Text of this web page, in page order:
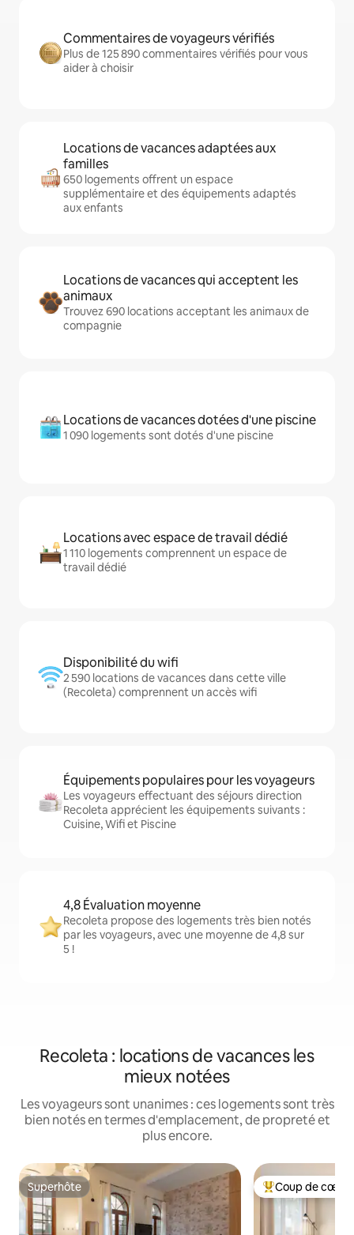
Commentaires de voyageurs vérifiés
Plus de 125 890 commentaires vérifiés pour vous
aider à choisir
Locations de vacances adaptées aux
familles
650 logements offrent un espace
supplémentaire et des équipements adaptés
aux enfants
Locations de vacances qui acceptent les
animaux
Trouvez 690 locations acceptant les animaux de
compagnie
Locations de vacances dotées d'une piscine
1 090 logements sont dotés d'une piscine
Locations avec espace de travail dédié
1 110 logements comprennent un espace de
travail dédié
Disponibilité du wifi
2 590 locations de vacances dans cette ville
(Recoleta) comprennent un accès wifi
Équipements populaires pour les voyageurs
Les voyageurs effectuant des séjours direction
Recoleta apprécient les équipements suivants :
Cuisine, Wifi et Piscine
4,8 Évaluation moyenne
Recoleta propose des logements très bien notés
par les voyageurs, avec une moyenne de 4,8 sur
5 !
Recoleta : locations de vacances les
mieux notées
Les voyageurs sont unanimes : ces logements sont très
bien notés en termes d'emplacement, de propreté et
plus encore.
Superhôte
Superhôte Coups de cœur
Coup de cœur